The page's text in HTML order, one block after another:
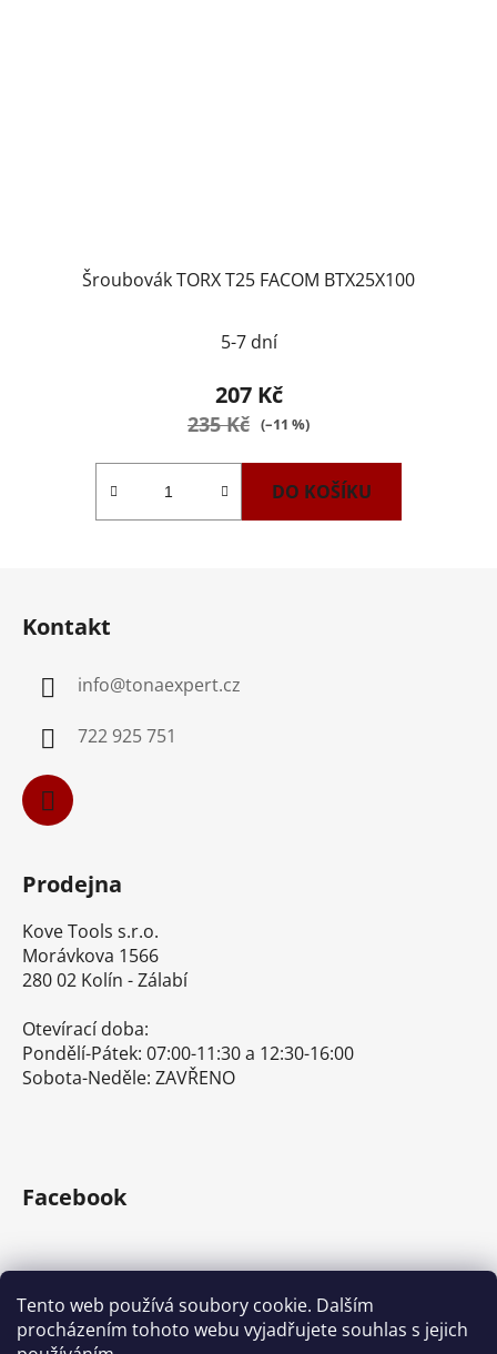
Tento web používá soubory cookie. Dalším
procházením tohoto webu vyjadřujete souhlas s jejich
Šroubovák TORX T25 FACOM BTX25X100
5-7 dní
207 Kč
235 Kč (–11 %)
DO KOŠÍKU
Kontakt
info@tonaexpert.cz
722 925 751
Prodejna
Kove Tools s.r.o.
Morávkova 1566
280 02 Kolín - Zálabí
Otevírací doba:
Pondělí-Pátek: 07:00-11:30 a 12:30-16:00
Sobota-Neděle: ZAVŘENO
Facebook